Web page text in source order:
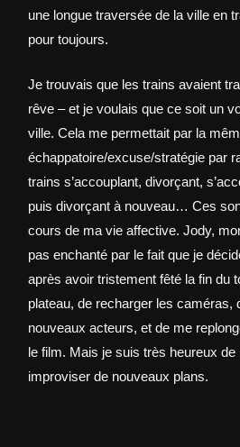
une longue traversée de la ville en
pour toujours.
Je trouvais que les trains avaient
rêve – et je voulais que ce soit un
ville. Cela me permettait par la
échappatoire/excuse/stratégie par
trains s’accouplant, divorçant,
puis divorçant à nouveau… Ces
cours de ma vie affective. Jody,
pas enchanté par le fait que je
après avoir tristement fêté la fin du
plateau, de recharger les caméras,
nouveaux acteurs, et de me
le film. Mais je suis très heureux de
improviser de nouveaux plans.